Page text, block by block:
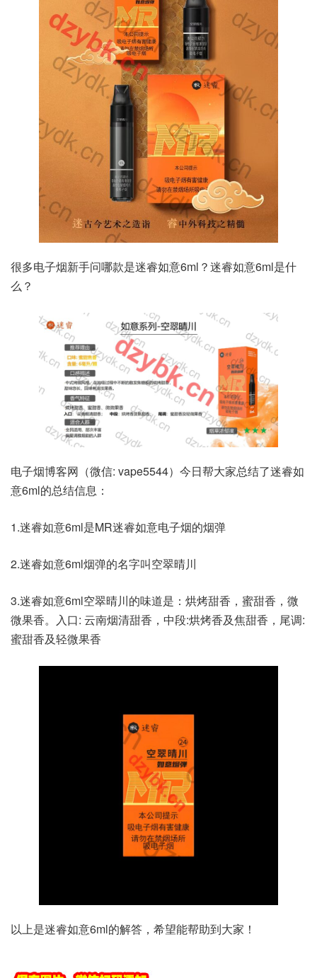
很多电子烟新手问哪款是迷睿如意6ml？迷睿如意6ml是什
么？
电子烟博客网（微信: vape5544）今日帮大家总结了迷睿如
意6ml的总结信息：
1.迷睿如意6ml是MR迷睿如意电子烟的烟弹
2.迷睿如意6ml烟弹的名字叫空翠晴川
3.迷睿如意6ml空翠晴川的味道是：烘烤甜香，蜜甜香，微
微果香。入口: 云南烟清甜香，中段:烘烤香及焦甜香，尾调:
蜜甜香及轻微果香
以上是迷睿如意6ml的解答，希望能帮助到大家！